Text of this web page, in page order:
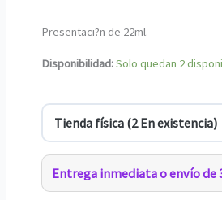
Presentaci?n de 22ml.
Disponibilidad:Solo quedan 2
Entrega inmediata o envío de